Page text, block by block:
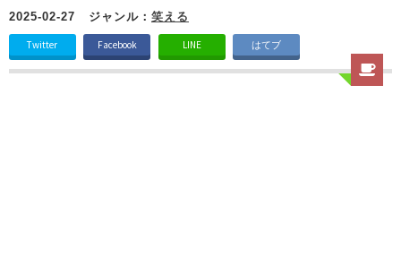
2025-02-27 ジャンル： 笑える
Twitter Facebook LINE はてブ